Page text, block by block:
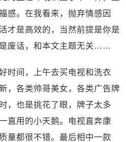
感。在我看来，抛弃情感因
才是高效的，当然前提是你是
废话，和本文主题无关……
时间，上午去买电视和洗衣
，各类帅哥美女，各类广告牌
，也是挑花了眼，牌子太多
直用的小天鹅。电视直奔康
量都很不错。最后相中一款